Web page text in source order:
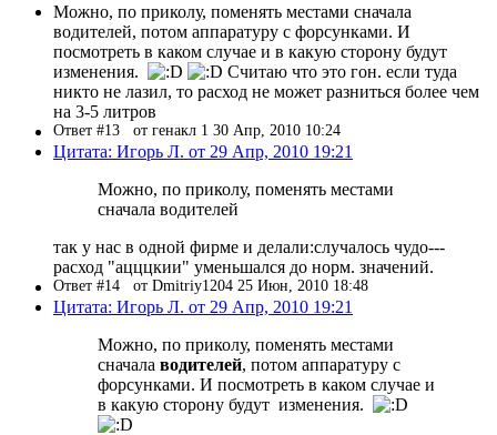
Можно, по приколу, поменять местами сначала
водителей, потом аппаратуру с форсунками. И
посмотреть в каком случае и в какую сторону будут
изменения.
Считаю что это гон. если туда
никто не лазил, то расход не может разниться более чем
на 3-5 литров
Ответ #13 от генакл 1 30 Апр, 2010 10:24
Цитата: Игорь Л. от 29 Апр, 2010 19:21
Можно, по приколу, поменять местами
сначала водителей
так у нас в одной фирме и делали:случалось чудо---
расход "ацццкии" уменьшался до норм. значений.
Ответ #14 от Dmitriy1204 25 Июн, 2010 18:48
Цитата: Игорь Л. от 29 Апр, 2010 19:21
Можно, по приколу, поменять местами
сначала водителей, потом аппаратуру с
форсунками. И посмотреть в каком случае и
в какую сторону будут изменения.